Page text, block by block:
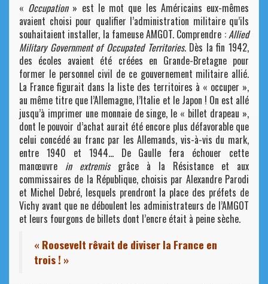
« Occupation » est le mot que les Américains eux-mêmes
avaient choisi pour qualifier l’administration militaire qu’ils
souhaitaient installer, la fameuse AMGOT. Comprendre :Allied
Military Government of Occupated Territories. Dès la fin 1942,
des écoles avaient été créées en Grande-Bretagne pour
former le personnel civil de ce gouvernement militaire allié.
La France figurait dans la liste des territoires à « occuper »,
au même titre que l’Allemagne, l’Italie et le Japon ! On est allé
jusqu’à imprimer une monnaie de singe, le « billet drapeau »,
dont le pouvoir d’achat aurait été encore plus défavorable que
celui concédé au franc par les Allemands, vis-à-vis du mark,
entre 1940 et 1944… De Gaulle fera échouer cette
manœuvre in extremisgrâce à la Résistance et aux
commissaires de la République, choisis par Alexandre Parodi
et Michel Debré, lesquels prendront la place des préfets de
Vichy avant que ne déboulent les administrateurs de l’AMGOT
et leurs fourgons de billets dont l’encre était à peine sèche.
« Roosevelt rêvait de diviser la France en
trois ! »